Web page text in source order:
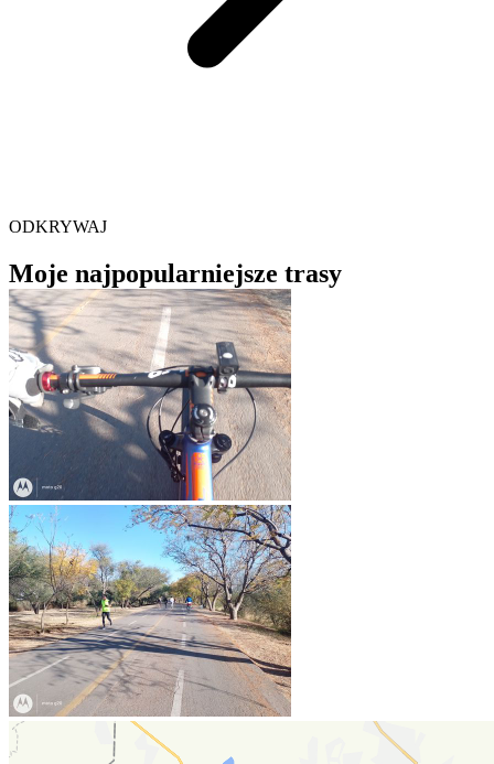
ODKRYWAJ
Moje najpopularniejsze trasy